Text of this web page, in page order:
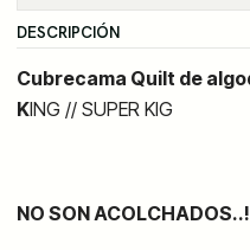
DESCRIPCIÓN
Cubrecama Quilt de
KING // SUPER KIG
NO SON